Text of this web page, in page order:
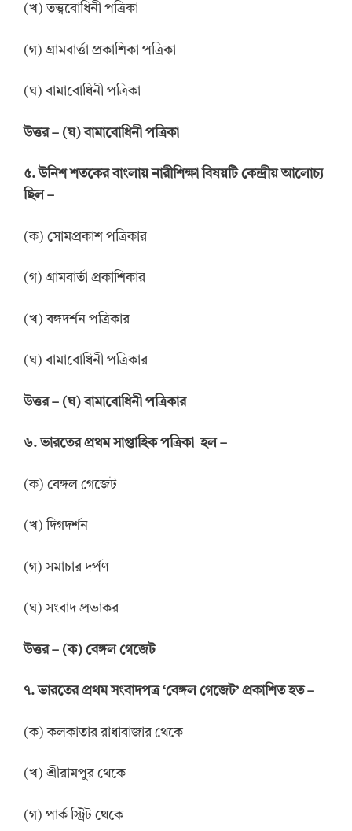
(খ) তত্ত্ববোধিনী পত্রিকা
(গ) গ্রামবার্ত্তা প্রকাশিকা পত্রিকা
(ঘ) বামাবোধিনী পত্রিকা
উত্তর– (ঘ) বামাবোধিনী পত্রিকা
৫.উনিশ শতকের বাংলায় নারীশিক্ষা বিষয়টি কেন্দ্রীয় আলোচ্য
ছিল–
(ক) সোমপ্রকাশ পত্রিকার
(গ) গ্রামবার্তা প্রকাশিকার
(খ) বঙ্গদর্শন পত্রিকার
(ঘ) বামাবোধিনী পত্রিকার
উত্তর – (ঘ) বামাবোধিনী পত্রিকার
৬.ভারতের প্রথম সাপ্তাহিক পত্রিকা হল –
(ক) বেঙ্গল গেজেট
(খ) দিগদর্শন
(গ) সমাচার দর্পণ
(ঘ) সংবাদ প্রভাকর
উত্তর – (ক) বেঙ্গল গেজেট
৭. ভারতের প্রথম সংবাদপত্র ‘বেঙ্গল গেজেট’ প্রকাশিত হত –
(ক) কলকাতার রাধাবাজার থেকে
(খ) শ্রীরামপুর থেকে
(গ) পার্ক স্ট্রিট থেকে